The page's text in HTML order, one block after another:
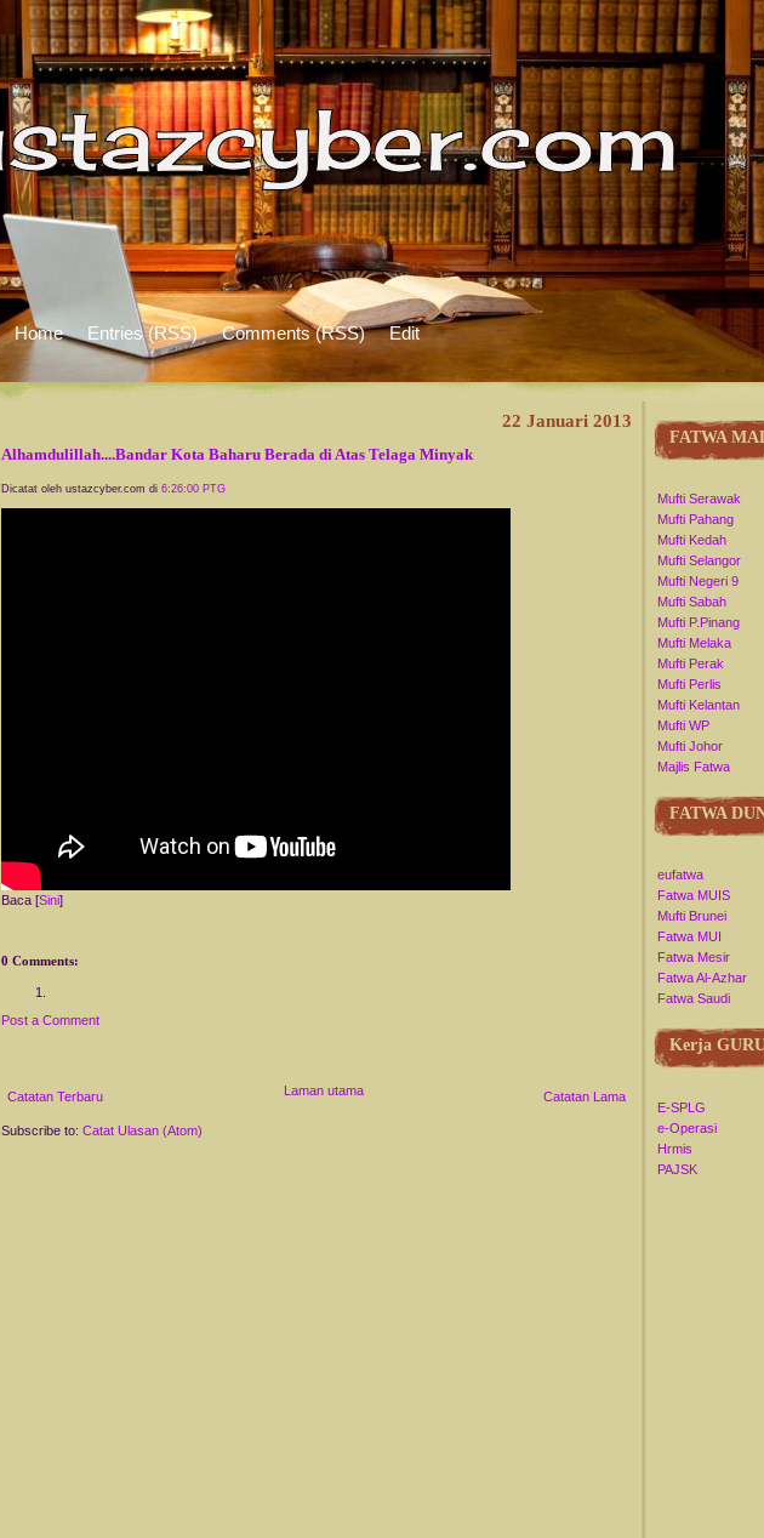
Home Entries (RSS) Comments (RSS) Edit
22 Januari 2013
Alhamdulillah....Bandar Kota Baharu Berada di Atas Telaga Minyak
Dicatat oleh ustazcyber.com di 6:26:00 PTG
Baca [Sini]
0 Comments:
Post a Comment
Catatan Terbaru Catatan Lama
Laman utama
Subscribe to: Catat Ulasan (Atom)
FATWA
Mufti Serawak
Mufti Pahang
Mufti Kedah
Mufti Selangor
Mufti Negeri 9
Mufti Sabah
Mufti P.Pinang
Mufti Melaka
Mufti Perak
Mufti Perlis
Mufti Kelantan
Mufti WP
Mufti Johor
Majlis Fatwa
FATWA
eufatwa
Fatwa MUIS
Mufti Brunei
Fatwa MUI
Fatwa Mesir
Fatwa Al-Azhar
Fatwa Saudi
Kerja
E-SPLG
e-Operasi
Hrmis
PAJSK